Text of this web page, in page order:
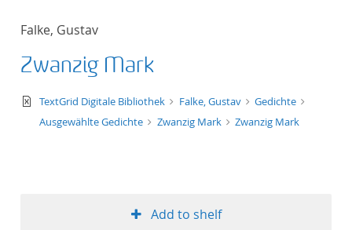
Falke, Gustav
Zwanzig Mark
text/xml
TextGrid Digitale Bibliothek Falke, Gustav
Gedichte
Ausgewählte Gedichte
Zwanzig Mark Zwanzig Mark
Add to shelf